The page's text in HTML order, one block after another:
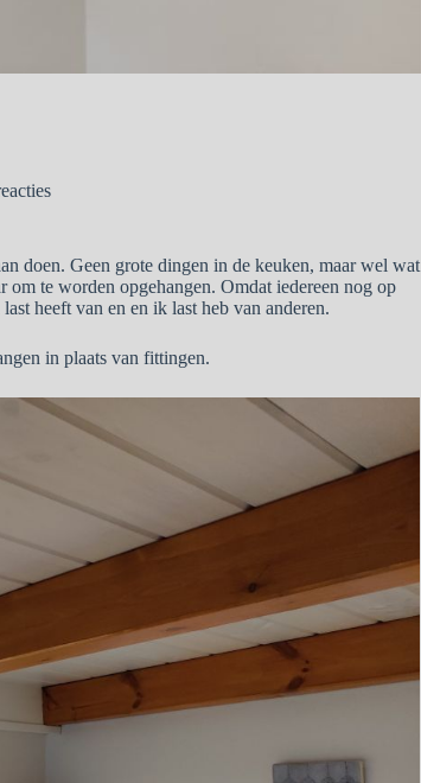
doen. Geen grote dingen in de keuken, maar wel wat
te worden opgehangen. Omdat iedereen nog op
heeft van en en ik last heb van anderen.
in plaats van fittingen.